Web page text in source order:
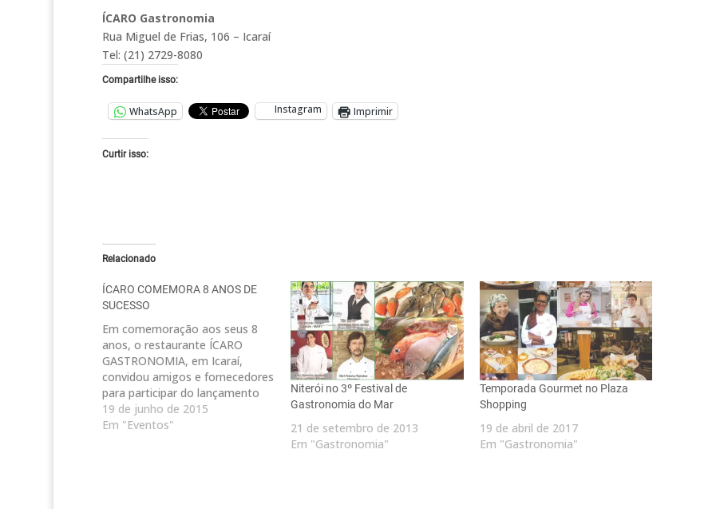
ÍCARO Gastronomia
Rua Miguel de Frias, 106 – Icaraí
Tel: (21) 2729-8080
Compartilhe isso:
WhatsApp Instagram Imprimir
Curtir isso:
Relacionado
ÍCARO COMEMORA 8 ANOS DE
SUCESSO
Em comemoração aos seus 8
anos, o restaurante ÍCARO
GASTRONOMIA, em Icaraí,
convidou amigos e fornecedores
para participar do lançamento
do novo cardápio idealizado pela
chef Silvia Paludo. Na ocasião,
19 de junho de 2015
Em "Eventos"
Niterói no 3º Festival de
Gastronomia do Mar
21 de setembro de 2013
Em "Gastronomia"
Temporada Gourmet no Plaza
Shopping
19 de abril de 2017
Em "Gastronomia"